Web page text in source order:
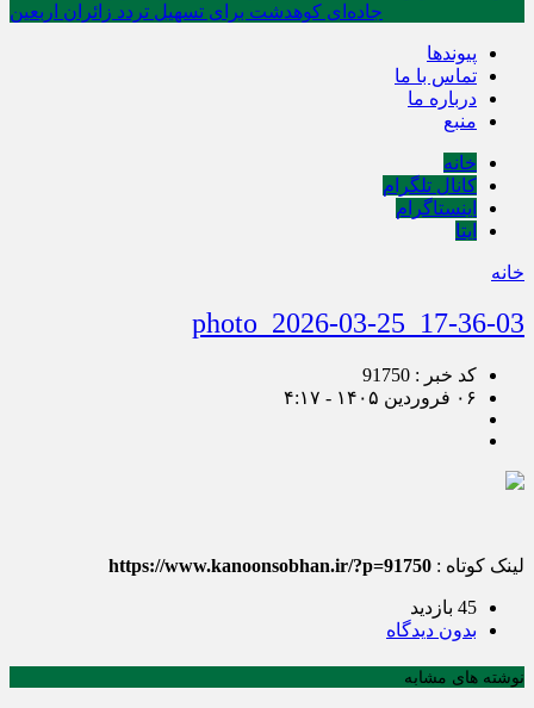
جاده‌ای کوهدشت برای تسهیل تردد زائران اربعین
پیوندها
تماس با ما
درباره ما
منبع
خانه
کانال تلگرام
اینستاگرام
ایتا
خانه
photo_2026-03-25_17-36-03
کد خبر : 91750
۰۶ فروردین ۱۴۰۵ - ۴:۱۷
لینک کوتاه : https://www.kanoonsobhan.ir/?p=91750
45 بازدید
بدون دیدگاه
نوشته های مشابه